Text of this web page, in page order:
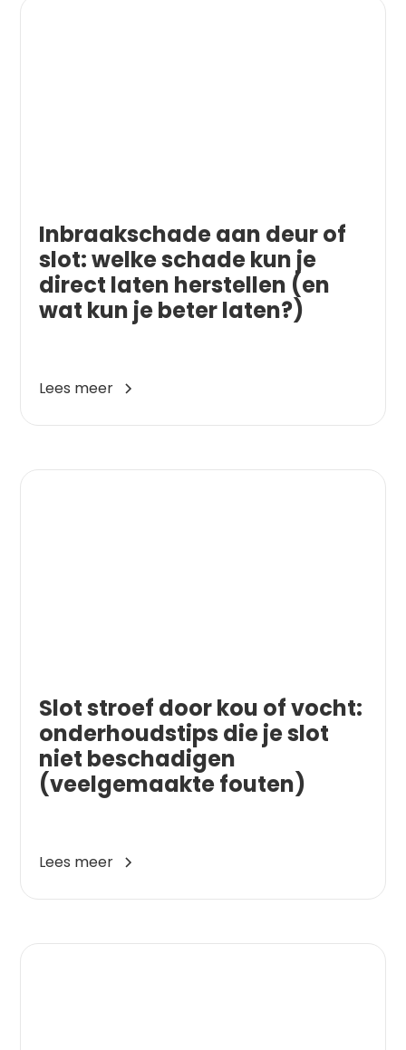
Inbraakschade aan deur of
slot: welke schade kun je
direct laten herstellen (en
wat kun je beter laten?)
Lees meer
Slot stroef door kou of vocht:
onderhoudstips die je slot
niet beschadigen
(veelgemaakte fouten)
Lees meer